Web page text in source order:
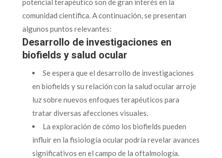
potencial terapéutico son de gran interés en la
comunidad científica. A continuación, se presentan
algunos puntos relevantes:
Desarrollo de investigaciones en
biofields y salud ocular
Se espera que el desarrollo de investigaciones
en biofields y su relación con la salud ocular arroje
luz sobre nuevos enfoques terapéuticos para
tratar diversas afecciones visuales.
La exploración de cómo los biofields pueden
influir en la fisiología ocular podría revelar avances
significativos en el campo de la oftalmología.